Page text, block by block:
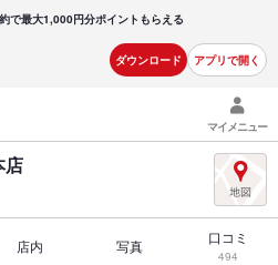
で最大1,000円分ポイントもらえる
ダウンロード アプリで開く
マイメニュー
店
店内 写真 口コミ
494